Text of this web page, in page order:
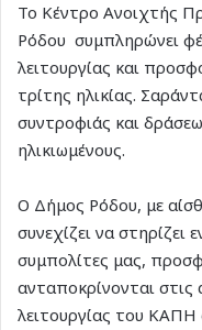
Το Κέντρο Ανοιχτής
Ρόδου συμπληρώνει
λειτουργίας και
τρίτης ηλικίας.
συντροφιάς και
ηλικιωμένους.
Ο Δήμος Ρόδου, με
συνεχίζει να στηρίζει
συμπολίτες μας,
ανταποκρίνονται
λειτουργίας του